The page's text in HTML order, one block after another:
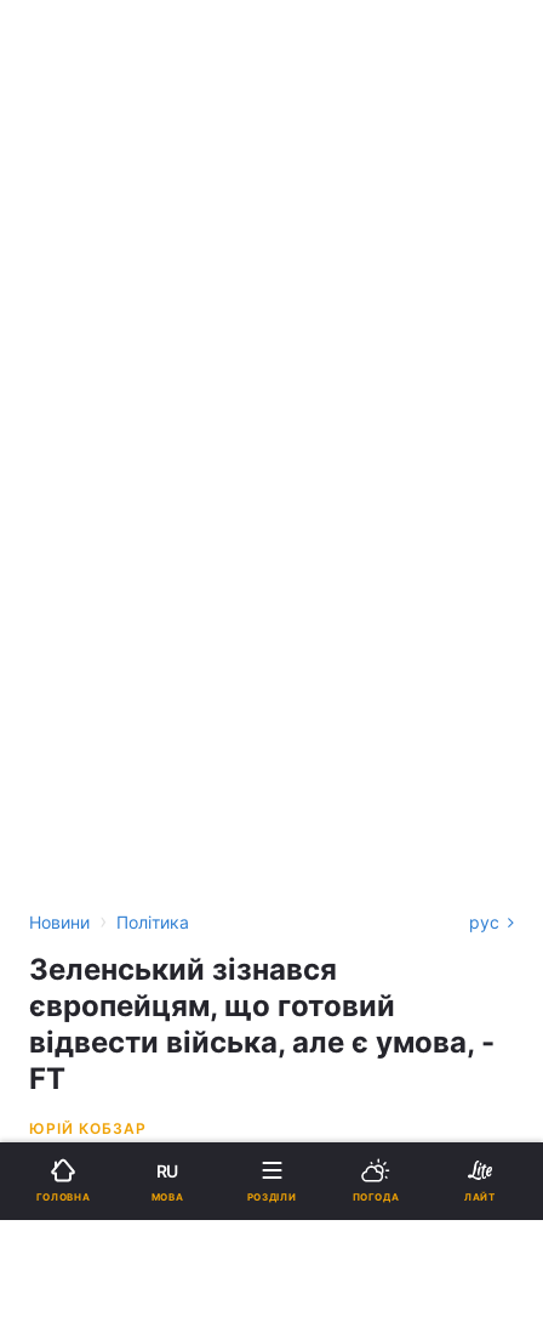
Новини › Політика рус
Зеленський зізнався
європейцям, що готовий
відвести війська, але є умова, -
FT
ЮРІЙ КОБЗАР
17:19, 28.12.25
ГОЛОВНА
RU
МОВА РОЗДІЛИ ПОГОДА ЛАЙТ